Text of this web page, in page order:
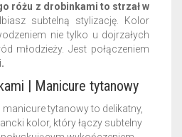
różu z drobinkami to strzał w
subtelną stylizację. Kolor
nie tylko u dojrzałych
młodzieży. Jest połączeniem
| Manicure tytanowy
tytanowy to delikatny,
kolor, który łączy subtelny